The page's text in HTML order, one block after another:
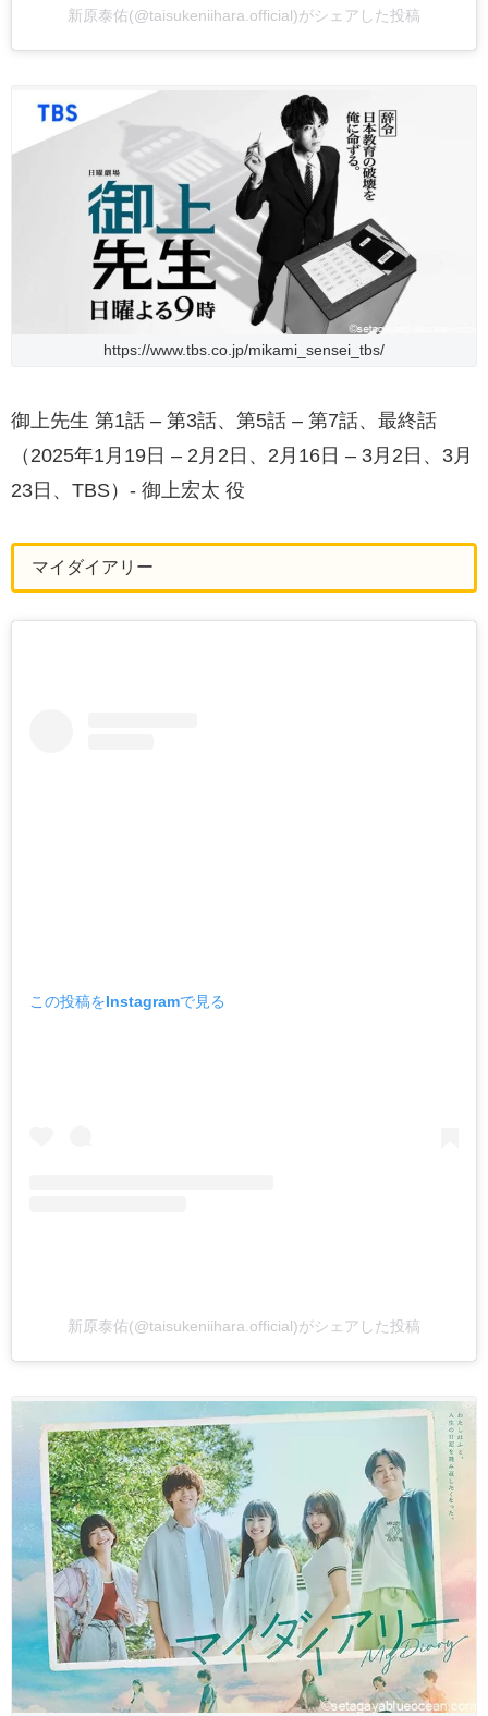
新原泰佑(@taisukeniihara.official)がシェアした投稿
https://www.tbs.co.jp/mikami_sensei_tbs/
御上先生 第1話 – 第3話、第5話 – 第7話、最終話
（2025年1月19日 – 2月2日、2月16日 – 3月2日、3月
23日、TBS）- 御上宏太 役
マイダイアリー
この投稿をInstagramで見る
新原泰佑(@taisukeniihara.official)がシェアした投稿